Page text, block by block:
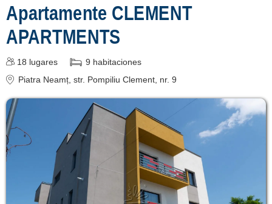
Apartamente CLEMENT
APARTMENTS
18 lugares 9 habitaciones
Piatra Neamț , str. Pompiliu Clement, nr. 9